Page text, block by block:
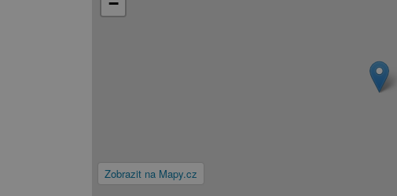
Zobrazit na Mapy.cz